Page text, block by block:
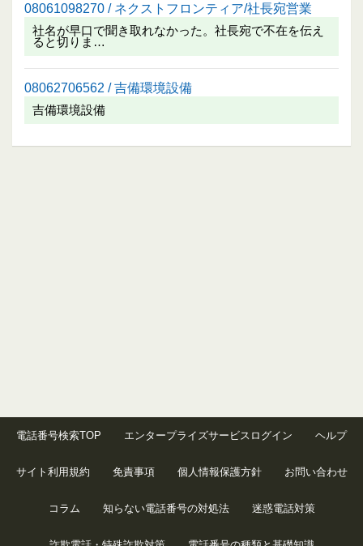
08061098270 / ネクストフロンティア/社長宛営業
社名が早口で聞き取れなかった。社長宛で不在を伝え
ると切りま…
08062706562 / 吉備環境設備
吉備環境設備
電話番号検索TOP エンタープライズサービスログイン ヘルプ
サイト利用規約 免責事項 個人情報保護方針 お問い合わせ
コラム 知らない電話番号の対処法 迷惑電話対策